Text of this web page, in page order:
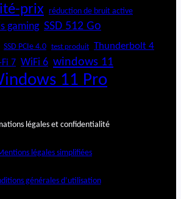
o
m
i
q
e
prix réduction de bruit active
gaming SSD 512 Go
SSD PCIe 4.0 test produit Thunderbolt 4
7 WiFi 6 windows 11
11 Pro
légales et confidentialité
légales simplifiées
générales d’utilisation